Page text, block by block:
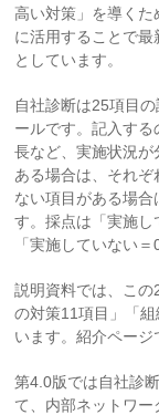
高い対策」を導く
に活用することで
としています。
自社診断は25項目
ールです。記入す
長など、実施状況
ある場合は、それ
ない項目がある場
す。採点は「実施し
「実施していない
説明資料では、こ
の対策11項目」「
います。紹介ページ
第4.0版では自社診
て、内部ネットワ